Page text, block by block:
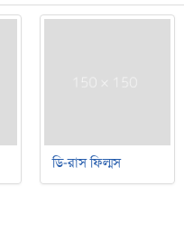
ডি-রাস ফিল্মস